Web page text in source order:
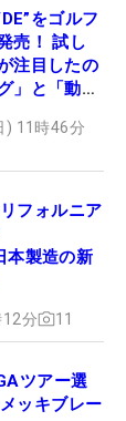
をゴルフ
売！ 試し
注目したの
」と「動き
) 11時46分
フォルニア
本製造の新
分 11
ツアー選
ッキブレー